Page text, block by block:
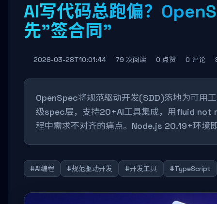
AI写代码总跑偏？
先"签合同"
2026-03-28T10:01:44 79 次阅读 0 点赞 0 评论
OpenSpec将规范驱动开发(SDD)落地为可用
级spec层，支持20+AI工具集成，用fluid not
程中需求不对齐的痛点。Node.js 20.19+环境
#AI编程 #规范驱动开发 #开发工具 #TypeScript